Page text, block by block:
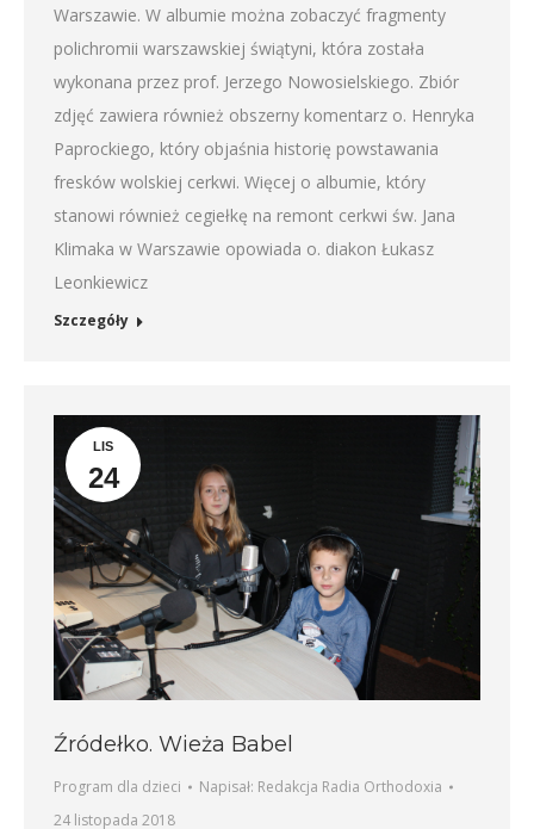
Warszawie. W albumie można zobaczyć fragmenty
polichromii warszawskiej świątyni, która została
wykonana przez prof. Jerzego Nowosielskiego. Zbiór
zdjęć zawiera również obszerny komentarz o. Henryka
Paprockiego, który objaśnia historię powstawania
fresków wolskiej cerkwi. Więcej o albumie, który
stanowi również cegiełkę na remont cerkwi św. Jana
Klimaka w Warszawie opowiada o. diakon Łukasz
Leonkiewicz
Szczegóły
LIS
24
Źródełko. Wieża Babel
Program dla dzieci Napisał: Redakcja Radia Orthodoxia
24 listopada 2018